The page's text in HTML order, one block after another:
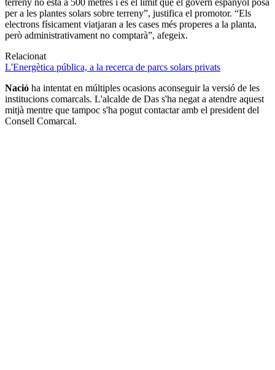
terreny no està a 500 metres i és el límit que el govern espanyol posa
per a les plantes solars sobre terreny”, justifica el promotor. “Els
electrons físicament viatjaran a les cases més properes a la planta,
però administrativament no comptarà”, afegeix.
Relacionat
L'Energètica pública, a la recerca de parcs solars privats
Nació ha intentat en múltiples ocasions aconseguir la versió de les
institucions comarcals. L'alcalde de Das s'ha negat a atendre aquest
mitjà mentre que tampoc s'ha pogut contactar amb el president del
Consell Comarcal.